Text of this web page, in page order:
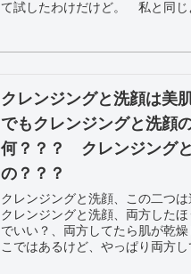
て試したわけだけど。 私と同
クレンジングと洗顔は美
でもクレンジングと洗顔
何？？？ クレンジング
の？？？
クレンジングと洗顔、この二つ
クレンジングと洗顔、両方した
でいい？、両方してたら肌が乾
こではあるけど、やっぱり両方